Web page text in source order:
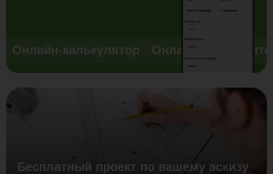
Онлайн-калькулятор Онлайн-
Бесплатный проект по вашему эскизу